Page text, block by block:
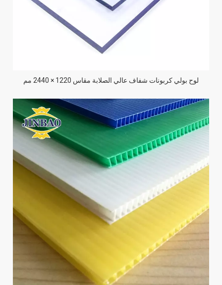
لوح بولي كربونات شفاف عالي الصلابة مقاس 1220 × 2440 مم